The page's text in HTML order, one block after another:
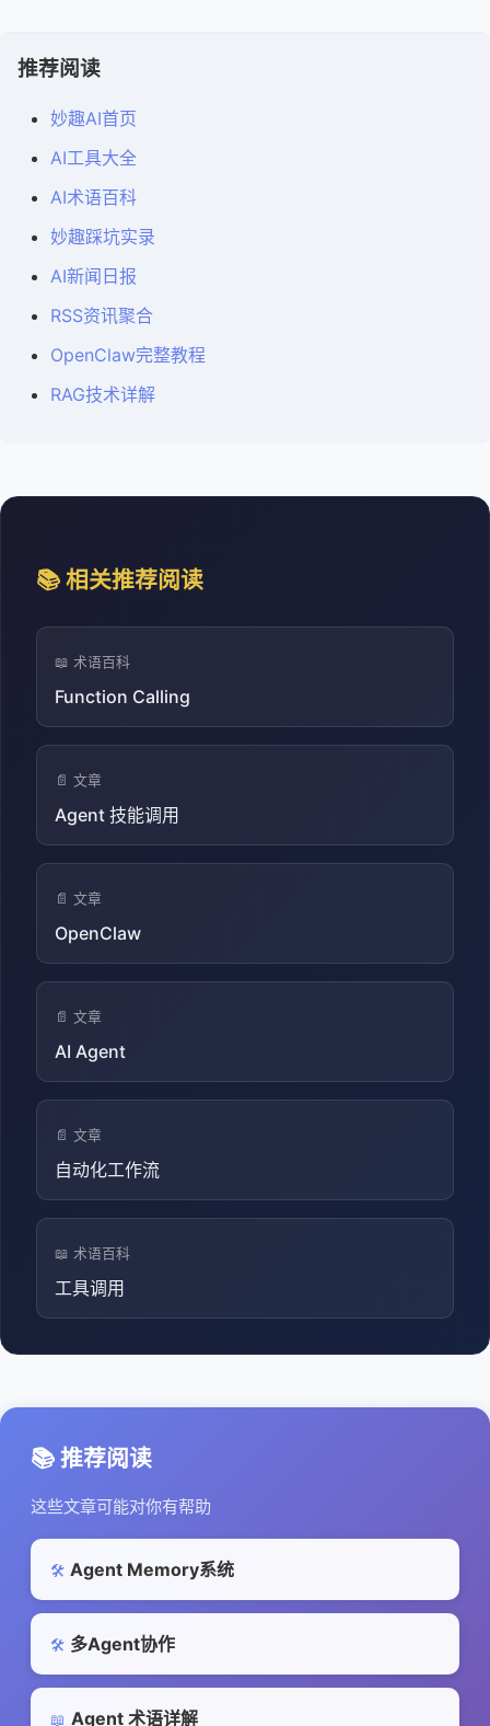
推荐阅读
妙趣AI首页
AI工具大全
AI术语百科
妙趣踩坑实录
AI新闻日报
RSS资讯聚合
OpenClaw完整教程
RAG技术详解
📚 相关推荐阅读
📖 术语百科
Function Calling
📄 文章
Agent 技能调用
📄 文章
OpenClaw
📄 文章
AI Agent
📄 文章
自动化工作流
📖 术语百科
工具调用
📚 推荐阅读
这些文章可能对你有帮助
🛠️ Agent Memory系统
🛠️ 多Agent协作
📖 Agent 术语详解